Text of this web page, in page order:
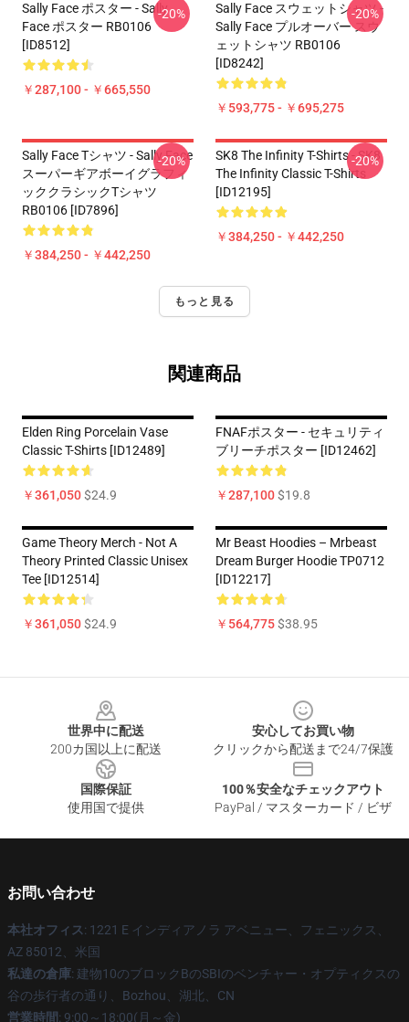
Sally Face ポスター - Sally
Face ポスター RB0106
[ID8512]
￥287,100 - ￥665,550
-20%
Sally Face スウェットシャツ -
Sally Face プルオーバー スウ
ェットシャツ RB0106
[ID8242]
￥593,775 - ￥695,275
-20%
Sally Face Tシャツ - Sally Face
スーパーギアボーイグラフィ
ッククラシックTシャツ
RB0106 [ID7896]
￥384,250 - ￥442,250
-20%
SK8 The Infinity T-Shirts - SK8
The Infinity Classic T-Shirts
[ID12195]
￥384,250 - ￥442,250
-20%
もっと見る
関連商品
Elden Ring Porcelain Vase
Classic T-Shirts [ID12489]
￥361,050$24.9
FNAFポスター - セキュリティ
ブリーチポスター [ID12462]
￥287,100$19.8
Game Theory Merch - Not A
Theory Printed Classic Unisex
Tee [ID12514]
￥361,050$24.9
Mr Beast Hoodies – Mrbeast
Dream Burger Hoodie TP0712
[ID12217]
￥564,775$38.95
世界中に配送
200カ国以上に配送
安心してお買い物
クリックから配送まで24/7保護
国際保証
使用国で提供
100％安全なチェックアウト
PayPal / マスターカード / ビザ
お問い合わせ
本社オフィス: 1221 E インディアノラ アベニュー、フェニックス、
AZ 85012、米国
私達の倉庫: 建物10のブロックBのSBIのベンチャー・オプティクスの
谷の歩行者の通り、Bozhou、湖北、CN
営業時間: 9:00～18:00(月～金)